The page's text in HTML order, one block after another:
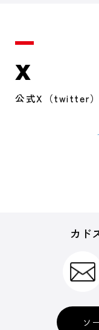
X
公式X（twitter）
カド
ソ